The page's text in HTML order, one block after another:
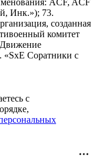
Инк.»); 73.
созданная
комитет
Движение
«SxE Соратники с
с